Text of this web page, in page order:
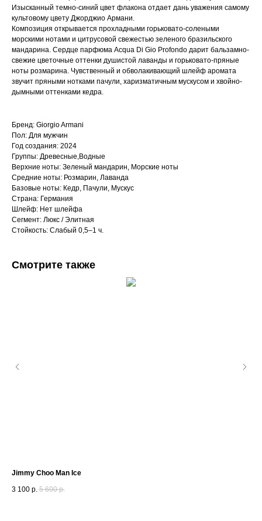
Изысканный темно-синий цвет флакона отдает дань уважения самому
культовому цвету Джорджио Армани.
Композиция открывается прохладными горьковато-солеными
морскими нотами и цитрусовой свежестью зеленого бразильского
мандарина. Сердце парфюма Acqua Di Gio Profondo дарит бальзамно-
свежие цветочные оттенки душистой лаванды и горьковато-пряные
ноты розмарина. Чувственный и обволакивающий шлейф аромата
звучит пряными нотками пачули, харизматичным мускусом и хвойно-
дымными оттенками кедра.
Бренд: Giorgio Armani
Пол: Для мужчин
Год создания: 2024
Группы: Древесные,Водные
Верхние ноты: Зеленый мандарин, Морские ноты
Средние ноты: Розмарин, Лаванда
Базовые ноты: Кедр, Пачули, Мускус
Страна: Германия
Шлейф: Нет шлейфа
Сегмент: Люкс / Элитная
Стойкость: Слабый 0,5–1 ч.
Смотрите также
Jimmy Choo Man Ice
3 100 р. 5 600 р.